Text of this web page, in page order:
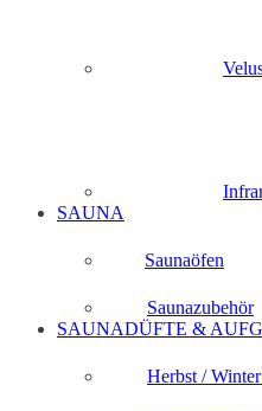
SAUNA
Saunaöfen
Saunazubehör
SAUNADÜFTE &
Herbst /